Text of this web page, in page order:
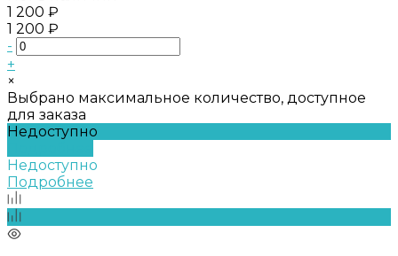
1 200 ₽
1 200 ₽
-
+
×
Выбрано максимальное количество, доступное
для заказа
Недоступно
Недоступно
Подробнее